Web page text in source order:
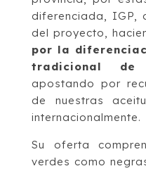
diferenciada, IGP,
del proyecto,
por la
tradicional de
apostando por
de nuestras
internacionalmente.
Su oferta
verdes como